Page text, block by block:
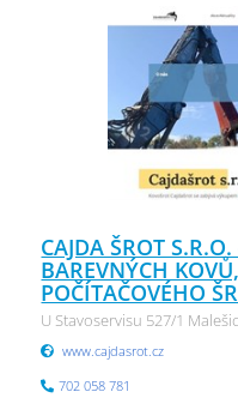
CAJDA ŠROT
BAREVNÝCH
POČÍTAČOVÉHO
U Stavoservisu 527/1
www.cajdasrot.cz
702 058 781